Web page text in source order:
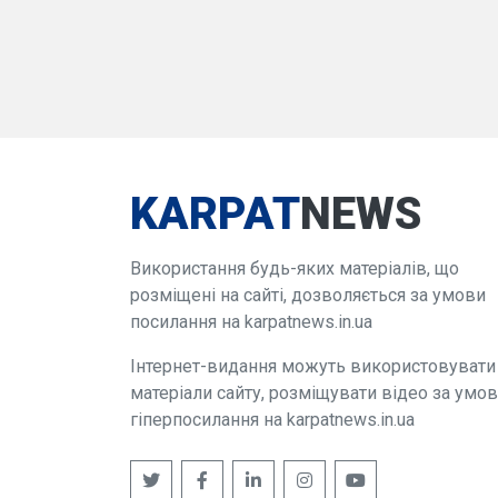
KARPATNEWS
Використання будь-яких матеріалів, що
розміщені на сайті, дозволяється за умови
посилання на karpatnews.in.ua
Інтернет-видання можуть використовувати
матеріали сайту, розміщувати відео за
гіперпосилання на karpatnews.in.ua